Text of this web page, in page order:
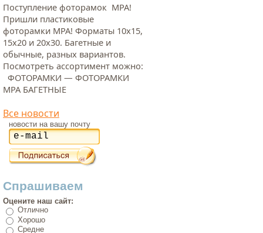
Поступление фоторамок МРА!
Пришли пластиковые
фоторамки МРА! Форматы 10х15,
15х20 и 20х30. Багетные и
обычные, разных вариантов.
Посмотреть ассортимент можно:
ФОТОРАМКИ — ФОТОРАМКИ
МРА БАГЕТНЫЕ
Все новости
новости на вашу почту
Спрашиваем
Оцените наш сайт:
Отлично
Хорошо
Средне